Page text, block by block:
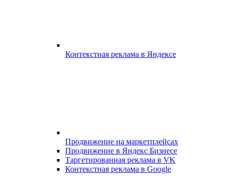
Контекстная реклама в Яндексе
Продвижение на маркетплейсах
Продвижение в Яндекс Бизнесе
Таргетированная реклама в VK
Контекстная реклама в Google